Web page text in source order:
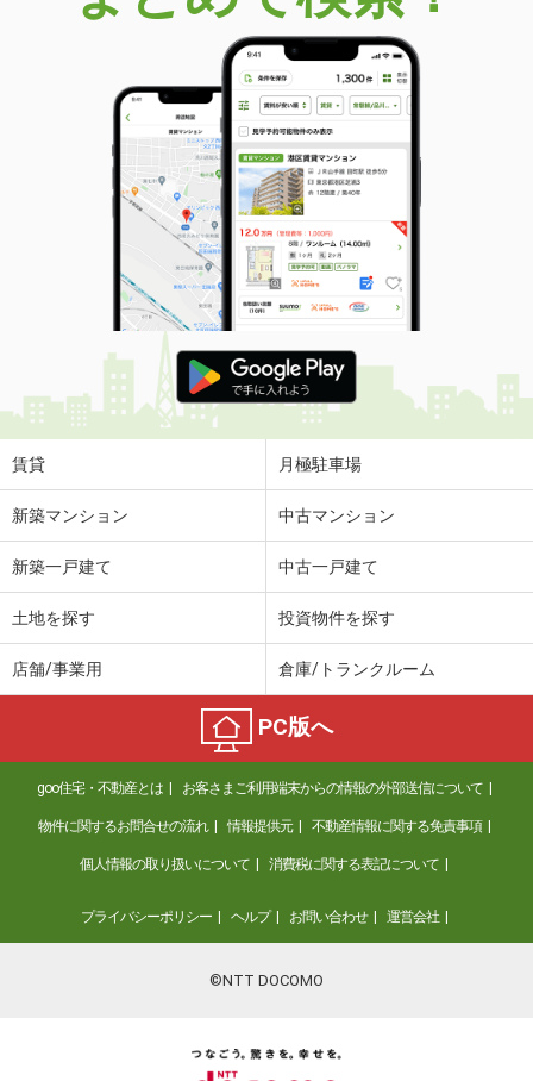
賃貸 月極駐車場
新築マンション 中古マンション
新築一戸建て 中古一戸建て
土地を探す 投資物件を探す
店舗/事業用 倉庫/トランクルーム
PC版へ
goo住宅・不動産とは お客さまご利用端末からの情報の外部送信について
物件に関するお問合せの流れ 情報提供元 不動産情報に関する免責事項
個人情報の取り扱いについて 消費税に関する表記について
プライバシーポリシー ヘルプ お問い合わせ 運営会社
©NTT DOCOMO